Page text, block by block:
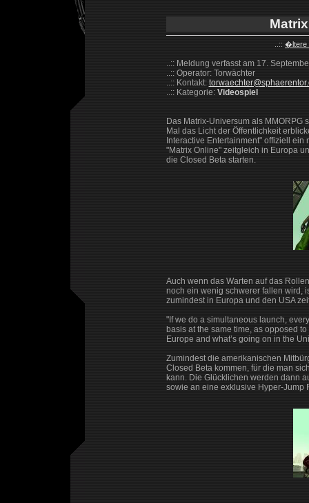
..:: �ltere
..:: Meldung verfasst am 17.
..:: Operator: Torwächter
..:: Kontakt:
..:: Kategorie: Videospiel
Das Matrix-Universum als
Mal das Licht der Öffentlichkeit
Interactive Entertainment" offiziell
"Matrix Online" zeitgleich in Europa
die Closed Beta starten.
Auch wenn das Warten auf das
noch ein wenig schwerer fallen wird,
zumindest in Europa und den USA
"If we do a simultaneous launch,
basis at the same time, as opposed
Europe and what’s going on in the
Zumindest die amerikanischen
Closed Beta kommen, für die man
kann. Die Glücklichen werden dann
sowie an eine exklusive Hyper-Jump